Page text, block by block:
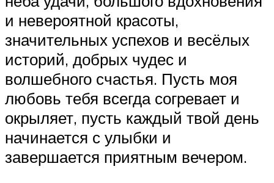
и невероятной красоты,
значительных успехов и весёлых
историй, добрых чудес и
волшебного счастья. Пусть моя
любовь тебя всегда согревает и
окрыляет, пусть каждый твой день
начинается с улыбки и
завершается приятным вечером.